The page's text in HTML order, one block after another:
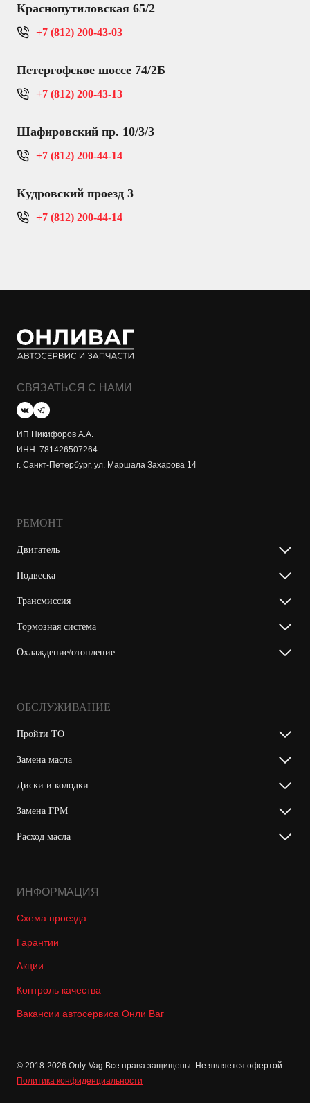
Краснопутиловская 65/2
+7 (812) 200-43-03
Петергофское шоссе 74/2Б
+7 (812) 200-43-13
Шафировский пр. 10/3/3
+7 (812) 200-44-14
Кудровский проезд 3
+7 (812) 200-44-14
СВЯЗАТЬСЯ С НАМИ
ИП Никифоров А.А.
ИНН: 781426507264
г. Санкт-Петербург, ул. Маршала Захарова 14
РЕМОНТ
Двигатель
Подвеска
Трансмиссия
Тормозная система
Охлаждение/отопление
ОБСЛУЖИВАНИЕ
Пройти ТО
Замена масла
Диски и колодки
Замена ГРМ
Расход масла
ИНФОРМАЦИЯ
Схема проезда
Гарантии
Акции
Контроль качества
Вакансии автосервиса Онли Ваг
© 2018-2026 Only-Vag Все права защищены. Не является офертой.
Политика конфиденциальности